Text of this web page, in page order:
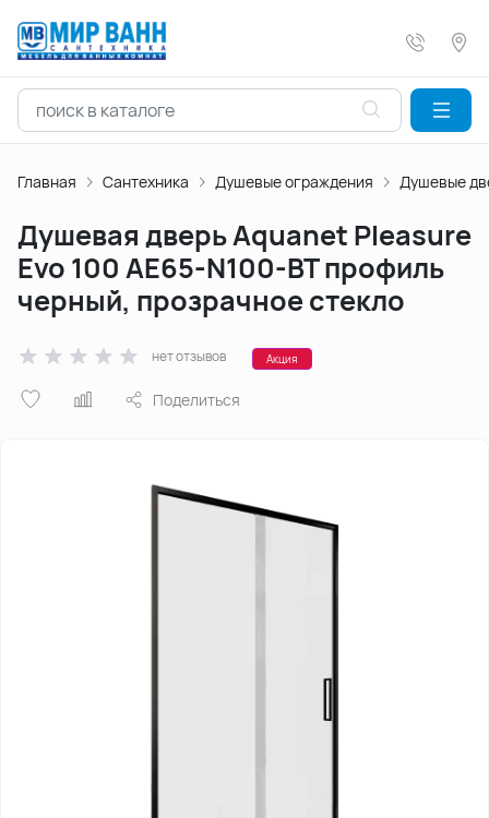
Главная Сантехника Душевые ограждения Душевые
Душевая дверь Aquanet Pleasure
Evo 100 AE65-N100-BT профиль
черный, прозрачное стекло
нет отзывов Акция
Поделиться